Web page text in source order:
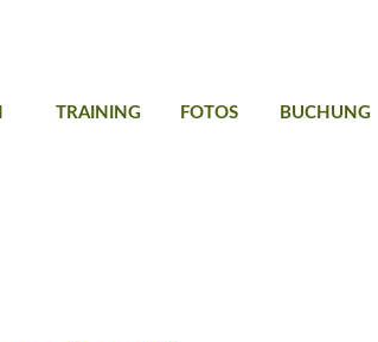
TRAINING FOTOS BUCHUNG